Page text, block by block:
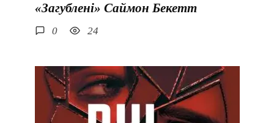
«Загублені» Саймон Бекетт
0 24